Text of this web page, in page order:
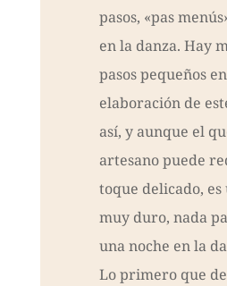
pasos, «pas
en la danza. Hay
pasos pequeños
elaboración de
así, y aunque el
artesano puede
toque delicado,
muy duro, nada
una noche en la
Lo primero que